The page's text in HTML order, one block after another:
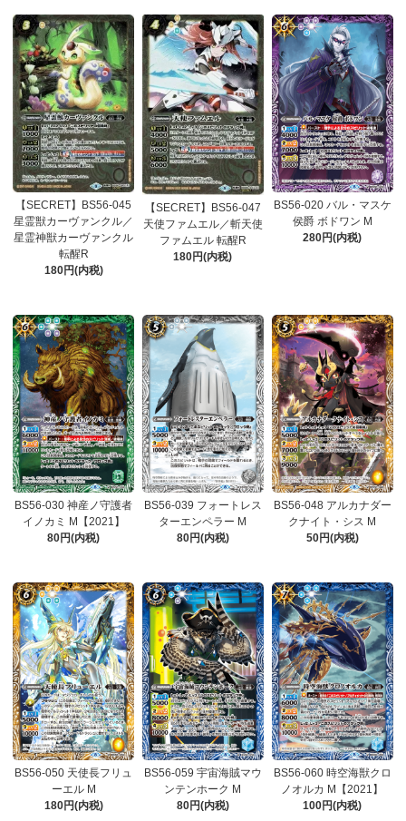
【SECRET】BS56-045
星霊獣カーヴァンクル／
星霊神獣カーヴァンクル
転醒R
180円(内税)
【SECRET】BS56-047
天使ファムエル／斬天使
ファムエル 転醒R
180円(内税)
BS56-020 バル・マスケ
侯爵 ボドワン M
280円(内税)
BS56-030 神産ノ守護者
イノカミ M【2021】
80円(内税)
BS56-039 フォートレス
ターエンペラー M
80円(内税)
BS56-048 アルカナダー
クナイト・シス M
50円(内税)
BS56-050 天使長フリュ
ーエル M
180円(内税)
BS56-059 宇宙海賊マウ
ンテンホーク M
80円(内税)
BS56-060 時空海獣クロ
ノオルカ M【2021】
100円(内税)